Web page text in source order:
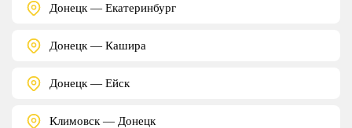
Донецк — Екатеринбург
Донецк — Кашира
Донецк — Ейск
Климовск — Донецк